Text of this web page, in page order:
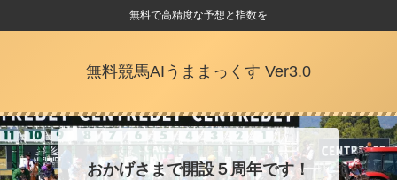
無料で高精度な予想と指数を
無料競馬AIうままっくす Ver3.0
おかげさまで開設５周年です！